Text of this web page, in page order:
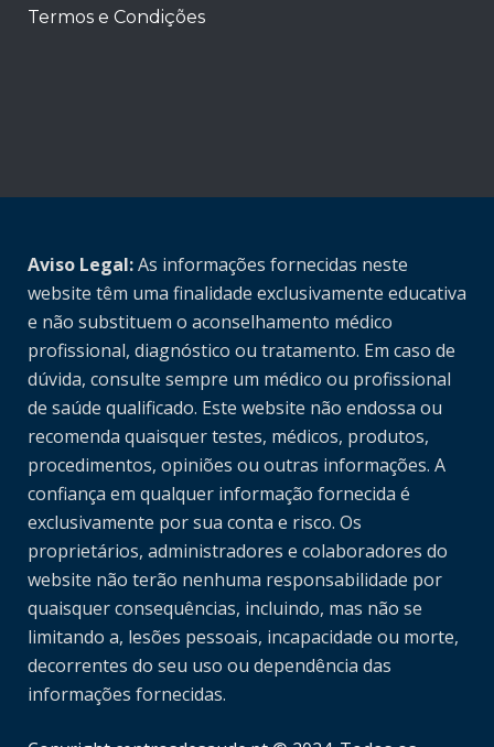
Termos e Condições
Aviso Legal:As informações fornecidas neste
website têm uma finalidade exclusivamente educativa
e não substituem o aconselhamento médico
profissional, diagnóstico ou tratamento. Em caso de
dúvida, consulte sempre um médico ou profissional
de saúde qualificado. Este website não endossa ou
recomenda quaisquer testes, médicos, produtos,
procedimentos, opiniões ou outras informações. A
confiança em qualquer informação fornecida é
exclusivamente por sua conta e risco. Os
proprietários, administradores e colaboradores do
website não terão nenhuma responsabilidade por
quaisquer consequências, incluindo, mas não se
limitando a, lesões pessoais, incapacidade ou morte,
decorrentes do seu uso ou dependência das
informações fornecidas.